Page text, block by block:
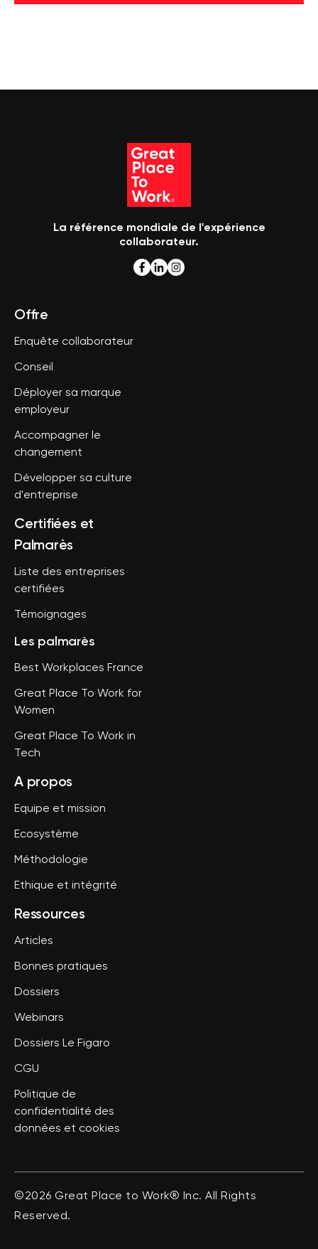
La référence mondiale de l'expérience
collaborateur.
Offre
Enquête collaborateur
Conseil
Déployer sa marque
employeur
Accompagner le
changement
Développer sa culture
d'entreprise
Certifiées et
Palmarès
Liste des entreprises
certifiées
Témoignages
Les palmarès
Best Workplaces France
Great Place To Work for
Women
Great Place To Work in
Tech
A propos
Equipe et mission
Ecosystème
Méthodologie
Ethique et intégrité
Ressources
Articles
Bonnes pratiques
Dossiers
Webinars
Dossiers Le Figaro
CGU
Politique de
confidentialité des
données et cookies
©2026 Great Place to Work® Inc. All Rights
Reserved.